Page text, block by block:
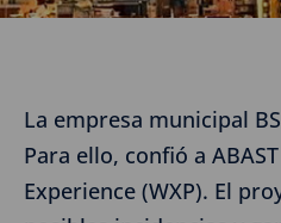
La empresa municipal
Para ello, confió a
Experience (WXP). El